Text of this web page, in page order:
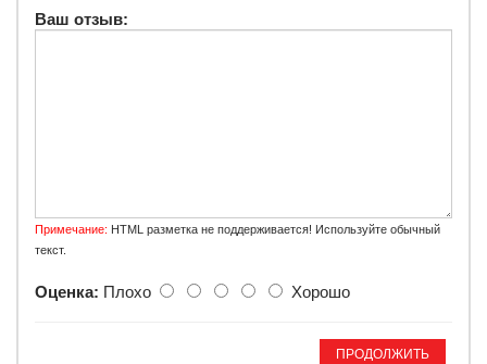
Ваш отзыв:
Примечание: HTML разметка не поддерживается! Используйте обычный
текст.
Оценка: Плохо Хорошо
ПРОДОЛЖИТЬ